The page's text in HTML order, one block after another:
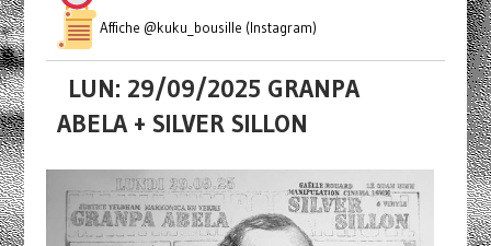
Affiche @kuku_bousille (Instagram)
LUN: 29/09/2025 GRANPA
ABELA + SILVER SILLON